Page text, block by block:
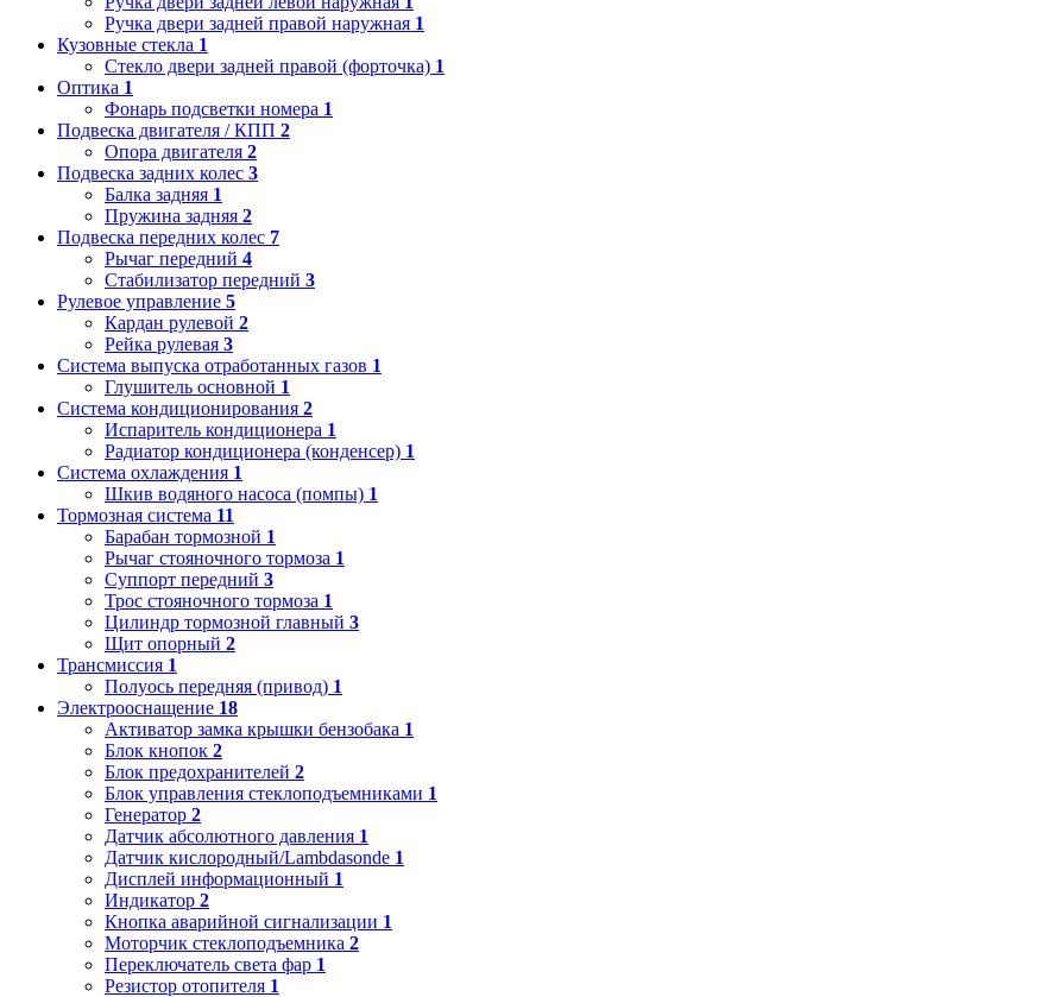
Ручка двери задней правой наружная 1
Кузовные стекла 1
Стекло двери задней правой (форточка) 1
Оптика 1
Фонарь подсветки номера 1
Подвеска двигателя / КПП 2
Опора двигателя 2
Подвеска задних колес 3
Балка задняя 1
Пружина задняя 2
Подвеска передних колес 7
Рычаг передний 4
Стабилизатор передний 3
Рулевое управление 5
Кардан рулевой 2
Рейка рулевая 3
Система выпуска отработанных газов 1
Глушитель основной 1
Система кондиционирования 2
Испаритель кондиционера 1
Радиатор кондиционера (конденсер) 1
Система охлаждения 1
Шкив водяного насоса (помпы) 1
Тормозная система 11
Барабан тормозной 1
Рычаг стояночного тормоза 1
Суппорт передний 3
Трос стояночного тормоза 1
Цилиндр тормозной главный 3
Щит опорный 2
Трансмиссия 1
Полуось передняя (привод) 1
Электрооснащение 18
Активатор замка крышки бензобака 1
Блок кнопок 2
Блок предохранителей 2
Блок управления стеклоподъемниками 1
Генератор 2
Датчик абсолютного давления 1
Датчик кислородный/Lambdasonde 1
Дисплей информационный 1
Индикатор 2
Кнопка аварийной сигнализации 1
Моторчик стеклоподъемника 2
Переключатель света фар 1
Резистор отопителя 1